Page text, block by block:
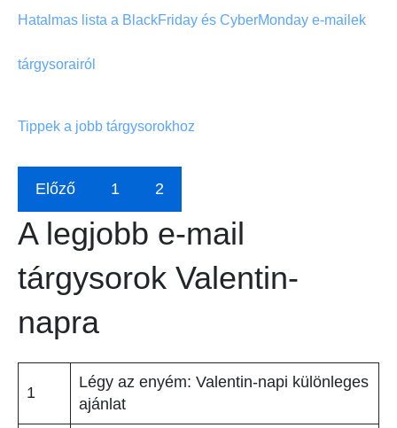
Hatalmas lista a BlackFriday és CyberMonday e-mailek
tárgysorairól
Tippek a jobb tárgysorokhoz
Előző 1 2
A legjobb e-mail
tárgysorok Valentin-
napra
1
Légy az enyém: Valentin-napi különleges
ajánlat